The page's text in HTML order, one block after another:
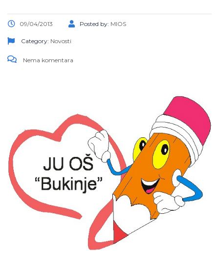
09/04/2013 Posted by: MIOS
Category: Novosti
Nema komentara